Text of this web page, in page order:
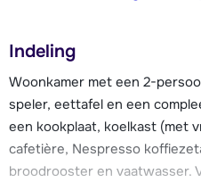
Les Balcons Etoiles beschikt
appartementen voor 4 tot 10
chaletgebouwen met lift. De
voorzien van o.a. een Wi-Fi
skiberging en een balkon op
op het dorp en de omliggende
Indeling
Woonkamer met een 2-
speler, eettafel en een
een kookplaat, koelkast (met
cafetière, Nespresso
broodrooster en vaatwasser.